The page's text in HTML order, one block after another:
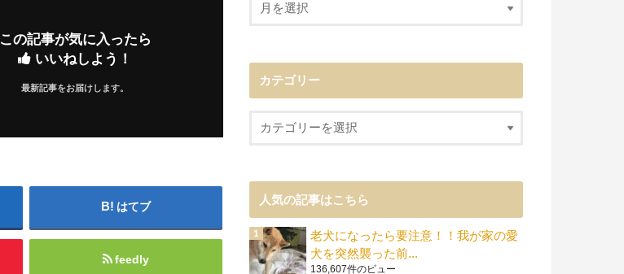
この記事が気に入ったら
いいねしよう！
最新記事をお届けします。
はてブ
feedly
カテゴリー
人気の記事はこちら
老犬になったら要注意！！我が家の愛
犬を突然襲った前...
136,607件のビュー